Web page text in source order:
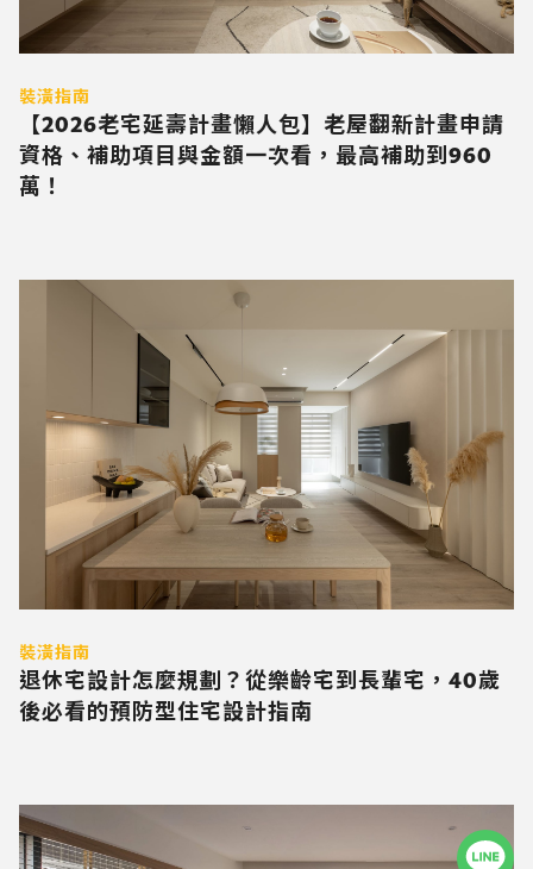
裝潢指南
【2026老宅延壽計畫懶人包】老屋翻新計畫申請
資格、補助項目與金額一次看，最高補助到960
萬！
裝潢指南
退休宅設計怎麼規劃？從樂齡宅到長輩宅，40歲
後必看的預防型住宅設計指南